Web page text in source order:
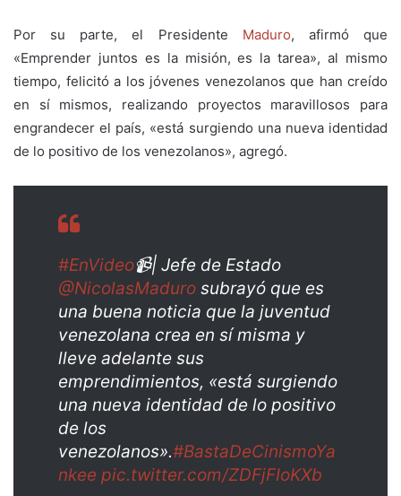
Por su parte, el Presidente Maduro, afirmó que
«Emprender juntos es la misión, es la tarea», al mismo
tiempo, felicitó a los jóvenes venezolanos que han creído
en sí mismos, realizando proyectos maravillosos para
engrandecer el país, «está surgiendo una nueva identidad
de lo positivo de los venezolanos», agregó.
#EnVideo📹| Jefe de Estado
@NicolasMaduro subrayó que es
una buena noticia que la juventud
venezolana crea en sí misma y
lleve adelante sus
emprendimientos, «está surgiendo
una nueva identidad de lo positivo
de los
venezolanos».#BastaDeCinismoYa
nkee pic.twitter.com/ZDFjFIoKXb